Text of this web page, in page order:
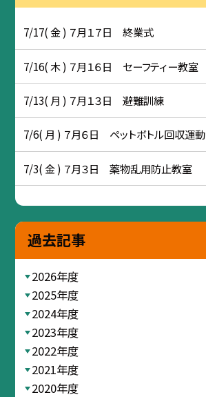
7/17( 金 ) ７月１７日 終業式
7/16( 木 ) ７月１６日 セーフティー教室
7/13( 月 ) ７月１３日 避難訓練
7/6( 月 ) ７月６日 ペットボトル回収運動
7/3( 金 ) ７月３日 薬物乱用防止教室
過去記事
2026年度
2025年度
2024年度
2023年度
2022年度
2021年度
2020年度